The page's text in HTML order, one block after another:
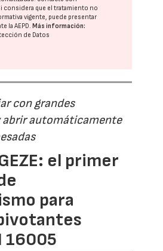
considera que el tratamiento no
vigente, puede presentar
laAEPD.Más información:
de Datos
con grandes
abrir automáticamente
el primer
para
16005